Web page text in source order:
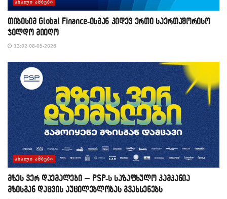
ᲐᲮᲐᲚᲘ ᲐᲛᲑᲔᲑᲘ
თიბისიმ Global Finance-ისგან კიდევ ერთი საერთაშორისო
ჯილდო მიიღო
13:02 08-05-2026
ᲐᲮᲐᲚᲘ ᲐᲛᲑᲔᲑᲘ
მზეს ვერ დაემალები – PSP-ს საზაფხულო კამპანია
მზისგან დაცვის აუცილებლობას გვახსენებს